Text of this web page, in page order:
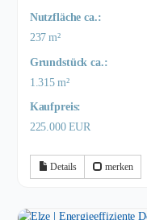
Nutzfläche ca.:
237 m²
Grund­stück ca.:
1.315 m²
Kaufpreis:
225.000 EUR
Details merken